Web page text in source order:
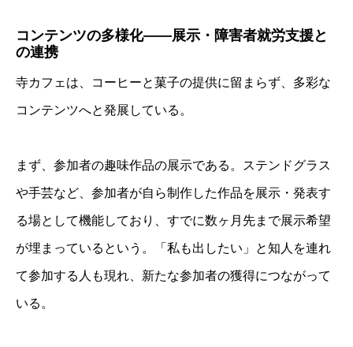
コンテンツの多様化――展示・障害者就労支援と
の連携
寺カフェは、コーヒーと菓子の提供に留まらず、多彩な
コンテンツへと発展している。
まず、参加者の趣味作品の展示である。ステンドグラス
や手芸など、参加者が自ら制作した作品を展示・発表す
る場として機能しており、すでに数ヶ月先まで展示希望
が埋まっているという。「私も出したい」と知人を連れ
て参加する人も現れ、新たな参加者の獲得につながって
いる。